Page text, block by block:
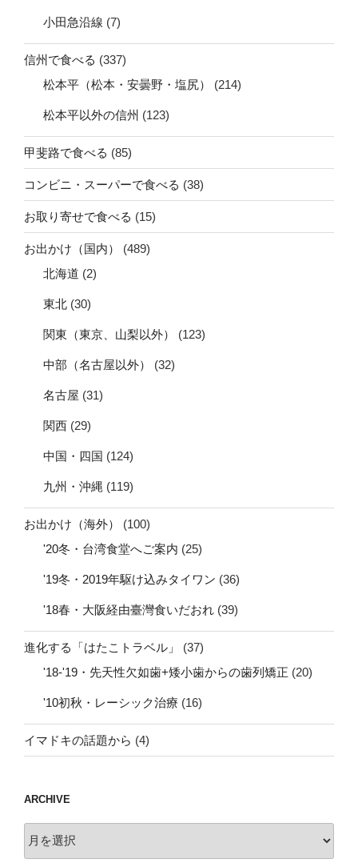
小田急沿線 (7)
信州で食べる (337)
松本平（松本・安曇野・塩尻）
(214)
松本平以外の信州 (123)
甲斐路で食べる (85)
コンビニ・スーパーで食べる (38)
お取り寄せで食べる (15)
お出かけ（国内）
(489)
北海道 (2)
東北 (30)
関東（東京、山梨以外） (123)
中部（名古屋以外） (32)
名古屋 (31)
関西 (29)
中国・四国 (124)
九州・沖縄 (119)
お出かけ（海外）
(100)
'20冬・台湾食堂へご案内 (25)
'19冬・2019年駆け込みタイワン (36)
'18春・大阪経由臺灣食いだおれ (39)
進化する「はたこトラベル」
(37)
'18-'19・先天性欠如歯+矮小歯からの歯列矯正 (20)
'10初秋・レーシック治療 (16)
イマドキの話題から (4)
ARCHIVE